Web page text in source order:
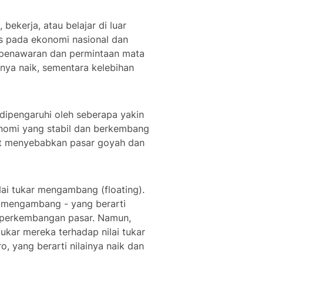
atau belajar di luar
pada ekonomi nasional dan
dan permintaan mata
naik, sementara kelebihan
oleh seberapa yakin
yang stabil dan berkembang
pasar goyah dan
tukar mengambang (floating).
- yang berarti
pasar. Namun,
mereka terhadap nilai tukar
yang berarti nilainya naik dan